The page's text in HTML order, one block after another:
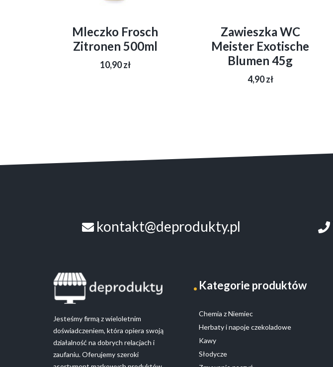
Mleczko Frosch
Zitronen 500ml
10,90zł
Zawieszka WC
Meister Exotische
Blumen 45g
4,90zł
kontakt@deprodukty.pl
Jesteśmy firmą z wieloletnim
doświadczeniem, która opiera swoją
działalność na dobrych relacjach i
zaufaniu. Oferujemy szeroki
Kategorie produktów
Chemia z Niemiec
Herbaty i napoje czekoladowe
Kawy
Słodycze